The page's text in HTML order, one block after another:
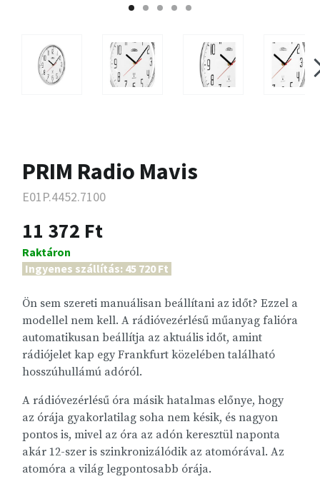
PRIM Radio Mavis
E01P.4452.7100
11 372 Ft
Raktáron
Ingyenes szállítás: 45 720 Ft
Ön sem szereti manuálisan beállítani az időt? Ezzel a
modellel nem kell. A rádióvezérlésű műanyag falióra
automatikusan beállítja az aktuális időt, amint
rádiójelet kap egy Frankfurt közelében található
hosszúhullámú adóról.
A rádióvezérlésű óra másik hatalmas előnye, hogy
az órája gyakorlatilag soha nem késik, és nagyon
pontos is, mivel az óra az adón keresztül naponta
akár 12-szer is szinkronizálódik az atomórával. Az
atomóra a világ legpontosabb órája.